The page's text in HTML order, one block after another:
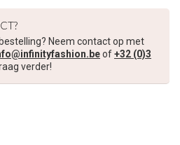
Neem contact op met
of+32 (0)3
verder!
aankoop! 😀